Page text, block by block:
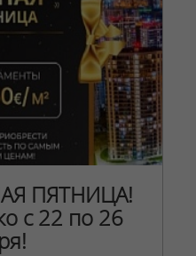
ПЯТНИЦА!
с 22 по 26